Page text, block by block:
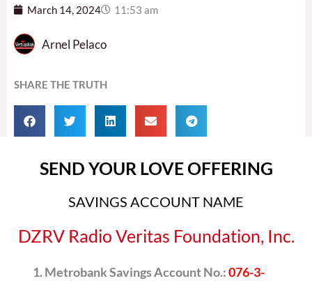
March 14, 2024 11:53 am
Arnel Pelaco
SHARE THE TRUTH
SEND YOUR LOVE OFFERING
SAVINGS ACCOUNT NAME
DZRV Radio Veritas Foundation, Inc.
Metrobank Savings Account No.:076-3-